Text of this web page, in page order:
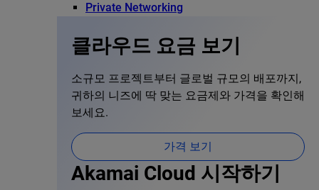
Private Networking
클라우드 요금 보기
소규모 프로젝트부터 글로벌 규모의 배포까지,
귀하의 니즈에 딱 맞는 요금제와 가격을 확인해
보세요.
가격 보기
Akamai Cloud 시작하기